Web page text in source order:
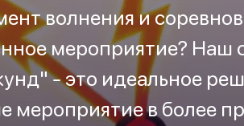
волнения и
мероприятие? Наш
- это идеальное
мероприятие в более